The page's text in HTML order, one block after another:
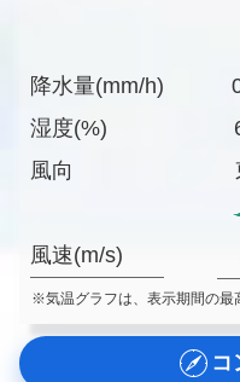
降水量(mm/h)
湿度(%)
風向
風速(m/s)
※気温グラフは、表示期間の最
コ